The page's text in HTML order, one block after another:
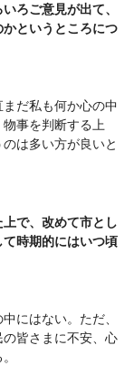
ろご意見が出て、
というところにつ
だ私も何か心の中
事を判断する上
は多い方が良いと
で、改めて市とし
時期的にはいつ頃
にはない。ただ、
皆さまに不安、心